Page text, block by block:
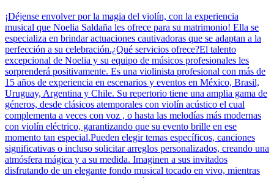
¡Déjense envolver por la magia del violín, con la experiencia
musical que Noelia Saldaña les ofrece para su matrimonio! Ella se
especializa en brindar actuaciones cautivadoras que se adaptan a la
perfección a su celebración.¿Qué servicios ofrece?El talento
excepcional de Noelia y su equipo de músicos profesionales les
sorprenderá positivamente. Es una violinista profesional con más de
15 años de experiencia en escenarios y eventos en México, Brasil,
Uruguay, Argentina y Chile. Su repertorio tiene una amplia gama de
géneros, desde clásicos atemporales con violín acústico el cual
complementa a veces con voz , o hasta las melodías más modernas
con violín eléctrico, garantizando que su evento brille en ese
momento tan especial.Pueden elegir temas específicos, canciones
significativas o incluso solicitar arreglos personalizados, creando una
atmósfera mágica y a su medida. Imaginen a sus invitados
disfrutando de un elegante fondo musical tocado en vivo, mientras